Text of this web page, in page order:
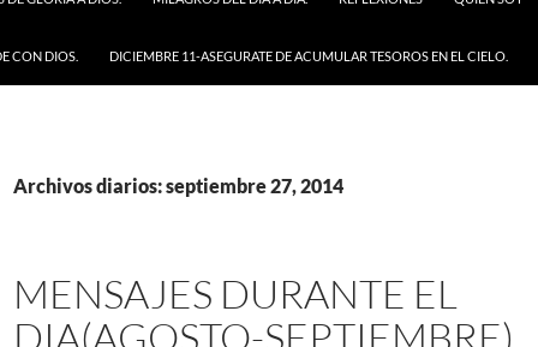
CON DIOS. DICIEMBRE 11-ASEGURATE DE ACUMULAR TESOROS EN EL CIELO.
Archivos diarios: septiembre 27, 2014
MENSAJES DURANTE EL
DIA(AGOSTO-SEPTIEMBRE)